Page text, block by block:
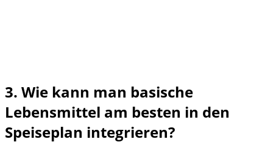
3. Wie kann man basische
Lebensmittel am besten in den
Speiseplan integrieren?